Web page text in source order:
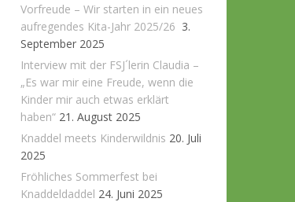
Vorfreude – Wir starten in ein neues
aufregendes Kita-Jahr 2025/26 3.
September 2025
Interview mit der FSJ´lerin Claudia –
„Es war mir eine Freude, wenn die
Kinder mir auch etwas erklärt
haben“ 21. August 2025
Knaddel meets Kinderwildnis 20. Juli
2025
Fröhliches Sommerfest bei
Knaddeldaddel 24. Juni 2025